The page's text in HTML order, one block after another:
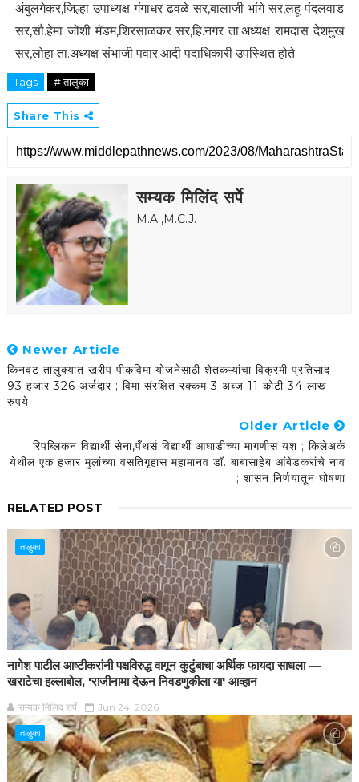
अंबुलगेकर,जिल्हा उपाध्यक्ष गंगाधर ढवळे सर,बालाजी भांगे सर,लहू पंदलवाड
सर,सौ.हेमा जोशी मॅडम,शिरसाळकर सर,हि.नगर ता.अध्यक्ष रामदास देशमुख
सर,लोहा ता.अध्यक्ष संभाजी पवार.आदी पदाधिकारी उपस्थित होते.
Tags # तालुका
Share This
सम्यक मिलिंद सर्पे
M.A ,M.C.J.
Newer Article
किनवट तालुक्यात खरीप पीकविमा योजनेसाठी शेतकऱ्यांचा विक्रमी प्रतिसाद
93 हजार 326 अर्जदार ; विमा संरक्षित रक्कम 3 अब्ज 11 कोटी 34 लाख
रुपये
Older Article
रिपब्लिकन विद्यार्थी सेना,पँथर्स विद्यार्थी आघाडीच्या मागणीस यश ; किलेअर्क
येथील एक हजार मुलांच्या वसतिगृहास महामानव डॉ. बाबासाहेब आंबेडकरांचे नाव
; शासन निर्णयातून घोषणा
RELATED POST
तालुका
नागेश पाटील आष्टीकरांनी पक्षविरुद्ध वागून कुटुंबाचा अर्थिक फायदा साधला —
खराटेचा हल्लाबोल, 'राजीनामा देऊन निवडणुकीला या' आव्हान
सम्यक मिलिंद सर्पे Jun 24, 2026
तालुका